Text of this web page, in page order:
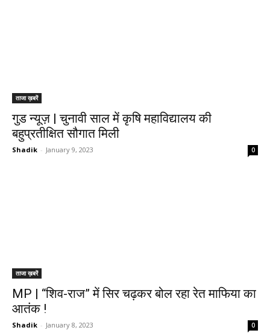
ताजा ख़बरें
गुड न्यूज़ | चुनावी साल में कृषि महाविद्यालय की
बहुप्रतीक्षित सौगात मिली
Shadik - January 9, 2023 0
ताजा ख़बरें
MP | “शिव-राज” में सिर चढ़कर बोल रहा रेत माफिया का
आतंक !
Shadik - January 8, 2023 0